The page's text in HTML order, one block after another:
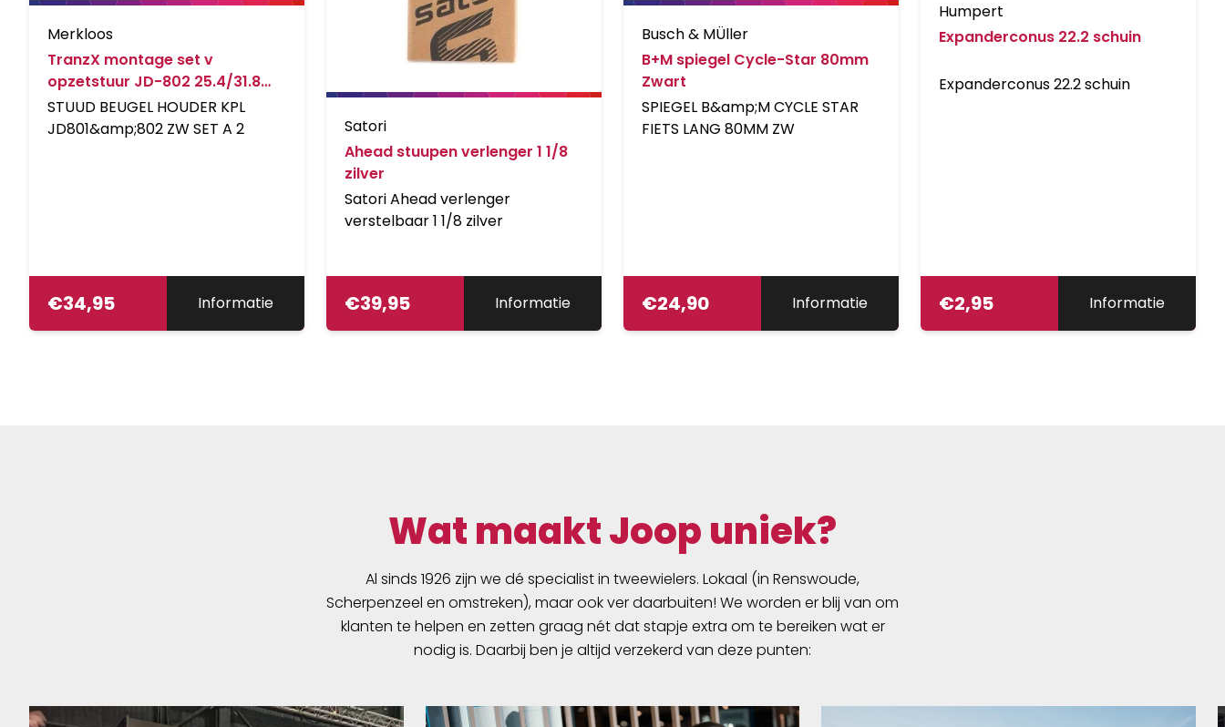
Merkloos
TranzX montage set v
opzetstuur JD-802 25.4/31.8
Zwart
STUUD BEUGEL HOUDER KPL
JD801&amp;802 ZW SET A 2
€34,95 Informatie
Satori
Ahead stuupen verlenger 1 1/8
zilver
Satori Ahead verlenger
verstelbaar 1 1/8 zilver
€39,95 Informatie
Busch & MÜller
B+M spiegel Cycle-Star 80mm
Zwart
SPIEGEL B&amp;M CYCLE STAR
FIETS LANG 80MM ZW
€24,90 Informatie
Humpert
Expanderconus 22.2 schuin
Expanderconus 22.2 schuin
€2,95 Informatie
Wat maakt Joop uniek?
Al sinds 1926 zijn we dé specialist in tweewielers. Lokaal (in Renswoude,
Scherpenzeel en omstreken), maar ook ver daarbuiten! We worden er blij van om
klanten te helpen en zetten graag nét dat stapje extra om te bereiken wat er
nodig is. Daarbij ben je altijd verzekerd van deze punten: